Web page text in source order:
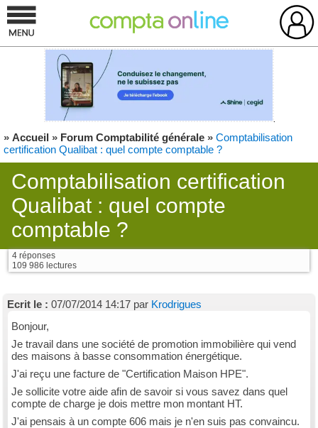
» Accueil » Forum Comptabilité générale » Comptabilisation
certification Qualibat : quel compte comptable ?
Comptabilisation certification
Qualibat : quel compte
comptable ?
4 réponses
109 986 lectures
Ecrit le : 07/07/2014 14:17 par Krodrigues
Bonjour,
Je travail dans une société de promotion immobilière qui vend
des maisons à basse consommation énergétique.
J'ai reçu une facture de "Certification Maison HPE".
Je sollicite votre aide afin de savoir si vous savez dans quel
compte de charge je dois mettre mon montant HT.
J'ai pensais à un compte 606 mais je n'en suis pas convaincu.